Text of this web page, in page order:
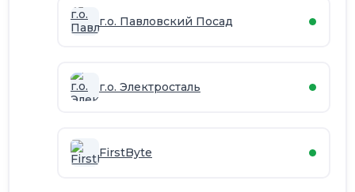
г.о. Павловский Посад
г.о. Электросталь
FirstByte